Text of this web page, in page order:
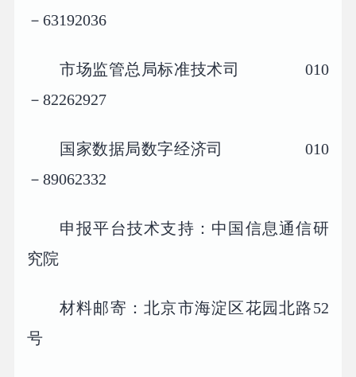
－63192036
市场监管总局标准技术司 010
－82262927
国家数据局数字经济司 010
－89062332
申报平台技术支持：中国信息通信研
究院
材料邮寄：北京市海淀区花园北路52
号